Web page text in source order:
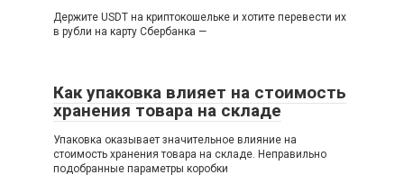
Держите USDT на криптокошельке и хотите перевести их
в рубли на карту Сбербанка —
Как упаковка влияет на стоимость
хранения товара на складе
Упаковка оказывает значительное влияние на
стоимость хранения товара на складе. Неправильно
подобранные параметры коробки